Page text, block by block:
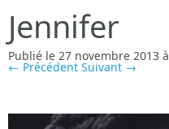
Jennifer
Publié le 27 novembre 2013 à
← Précédent Suivant →